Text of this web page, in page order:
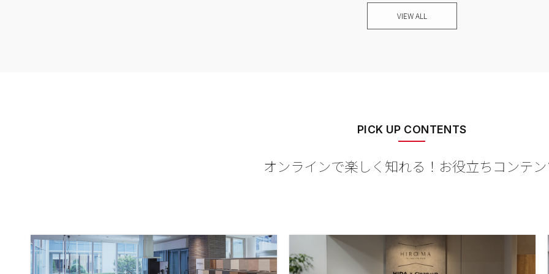
VIEW ALL
PICK UP CONTENTS
オンラインで楽しく知れる！ お役立ちコンテ